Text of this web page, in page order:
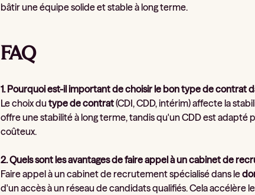
bâtir une équipe solide et stable à long terme.
FAQ
1. Pourquoi est-il important de choisir le bon type de contrat
Le choix du type de contrat(CDI, CDD, intérim) affecte la
offre une stabilité à long terme, tandis qu'un CDD est
coûteux.
2. Quels sont les avantages de faire appel à un cabinet de
Faire appel à un cabinet de recrutement spécialisé dans le
d'un accès à un réseau de candidats qualifiés. Cela